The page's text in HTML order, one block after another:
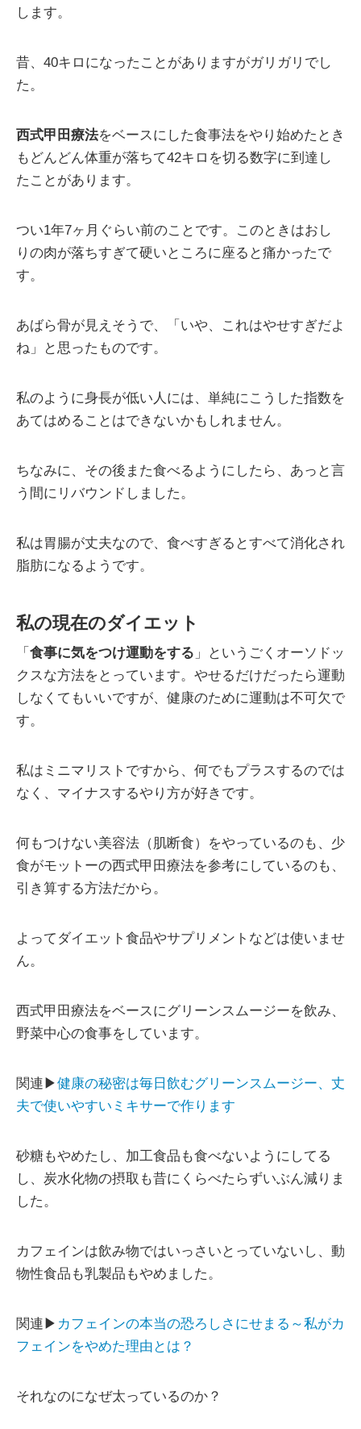
します。
昔、40キロになったことがありますがガリガリでし
た。
西式甲田療法をベースにした食事法をやり始めたとき
もどんどん体重が落ちて42キロを切る数字に到達し
たことがあります。
つい1年7ヶ月ぐらい前のことです。このときはおし
りの肉が落ちすぎて硬いところに座ると痛かったで
す。
あばら骨が見えそうで、「いや、これはやせすぎだよ
ね」と思ったものです。
私のように身長が低い人には、単純にこうした指数を
あてはめることはできないかもしれません。
ちなみに、その後また食べるようにしたら、あっと言
う間にリバウンドしました。
私は胃腸が丈夫なので、食べすぎるとすべて消化され
脂肪になるようです。
私の現在のダイエット
「 食事に気をつけ運動をする 」というごくオーソドッ
クスな方法をとっています。やせるだけだったら運動
しなくてもいいですが、健康のために運動は不可欠で
す。
私はミニマリストですから、何でもプラスするのでは
なく、マイナスするやり方が好きです。
何もつけない美容法（肌断食）をやっているのも、少
食がモットーの西式甲田療法を参考にしているのも、
引き算する方法だから。
よってダイエット食品やサプリメントなどは使いませ
ん。
西式甲田療法をベースにグリーンスムージーを飲み、
野菜中心の食事をしています。
関連▶健康の秘密は毎日飲むグリーンスムージー、丈
夫で使いやすいミキサーで作ります
砂糖もやめたし、加工食品も食べないようにしてる
し、炭水化物の摂取も昔にくらべたらずいぶん減りま
した。
カフェインは飲み物ではいっさいとっていないし、動
物性食品も乳製品もやめました。
関連▶ カフェインの本当の恐ろしさにせまる～私がカ
フェインをやめた理由とは？
それなのになぜ太っているのか？